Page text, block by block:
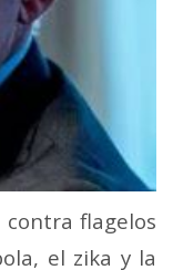
flagelos
el zika y la